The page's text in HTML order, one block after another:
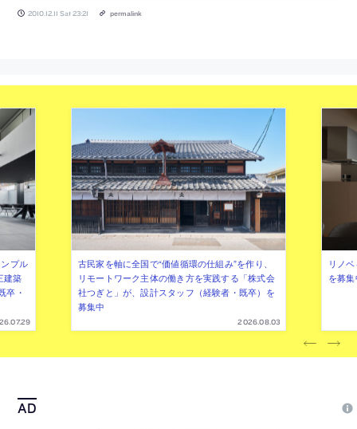
2010.12.11 Sat 23:21 permalink
プル
建築
卒・
古民家を軸に全国で“価値循環の仕組み”を作り、
リモートワーク主体の働き方を実践する「株式会
社つぎと」が、設計スタッフ（経験者・既卒）を
募集中
2026.08.03
リノ
を募